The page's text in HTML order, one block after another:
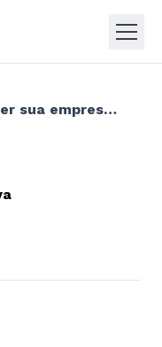
5 livros para fortalecer sua empresa no mercado digital